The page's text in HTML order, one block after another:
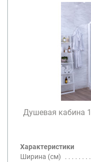
Душевая кабина
Характеристики
Ширина (см)